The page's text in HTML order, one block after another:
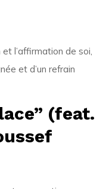
l’affirmation de soi,
et d’un refrain
(feat.